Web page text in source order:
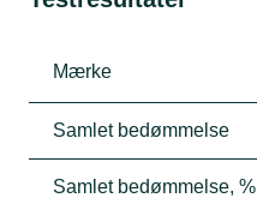
Mærke
Samlet bedømmelse
Samlet bedømmelse, %